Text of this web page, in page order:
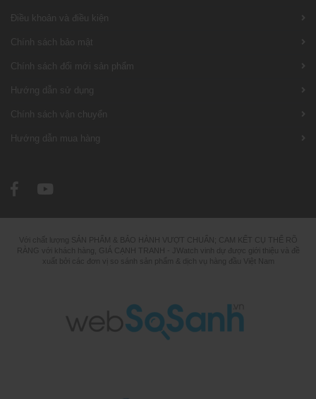
Điều khoản và điều kiện
Chính sách bảo mật
Chính sách đổi mới sản phẩm
Hướng dẫn sử dụng
Chính sách vận chuyển
Hướng dẫn mua hàng
Với chất lượng SẢN PHẨM & BẢO HÀNH VƯỢT CHUẨN; CAM KẾT CỤ THỂ RÕ
RÀNG với khách hàng, GIÁ CẠNH TRANH - JWatch vinh dự được giới thiệu và đề
xuất bởi các đơn vị so sánh sản phẩm & dịch vụ hàng đầu Việt Nam